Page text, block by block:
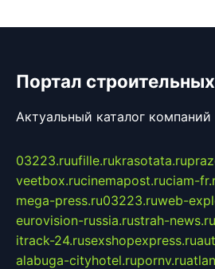
Портал
Актуальный каталог
03223.ruufille.rukrasotata.ru
veetbox.rucinemapost.ruciam-
mega-press.ru03223.ruweb-
eurovision-russia.rustrah-news.ru
itrack-24.rusexshopexpress.ru
alabuga-cityhotel.rupornv.ru